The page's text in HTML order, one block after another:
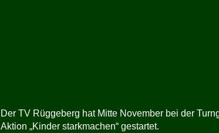
Der TV Rüggeberg hat Mitte November bei der
Aktion „Kinder starkmachen“ gestartet.